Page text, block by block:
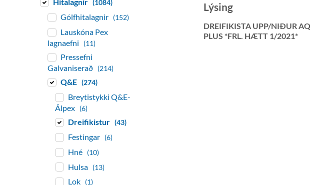
Lýsing
DREIFIKISTA UPP/NIÐUR
PLUS *FRL. HÆTT 1/2021*
(1084)
Gólfhitalagnir (152)
Lauskóna Pex
lagnaefni
(11)
Pressefni
Galvaniserað (214)
Q&E (274)
Breytistykki Q&E-
Álpex (6)
Dreifikistur (43)
Festingar (6)
Hné (10)
Hulsa (13)
Lok (1)